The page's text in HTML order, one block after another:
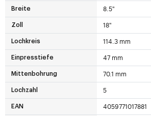
Breite 8.5"
Zoll 18"
Lochkreis 114.3 mm
Einpresstiefe 47 mm
Mittenbohrung 70.1 mm
Lochzahl 5
EAN 4059771017881